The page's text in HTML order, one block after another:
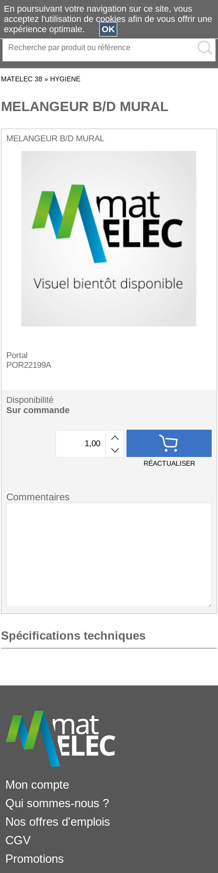
MATELEC 38 » HYGIENE
MELANGEUR B/D MURAL
MELANGEUR B/D MURAL
Portal
POR22199A
Disponibilité
Sur commande
RÉACTUALISER
Commentaires
Spécifications techniques
Mon compte
Qui sommes-nous ?
Nos offres d'emplois
CGV
Promotions
En poursuivant votre navigation sur ce site, vous
acceptez l'utilisation de cookies afin de vous offrir une
expérience optimale.
OK